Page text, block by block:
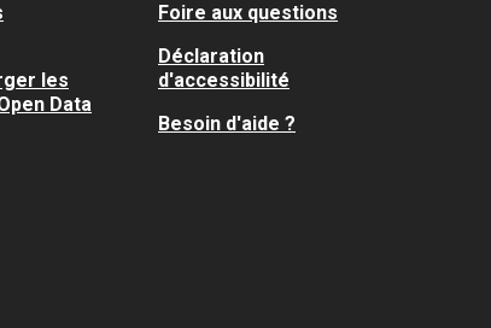
les
Data
Foire aux questions
Déclaration
d'accessibilité
Besoin d'aide ?